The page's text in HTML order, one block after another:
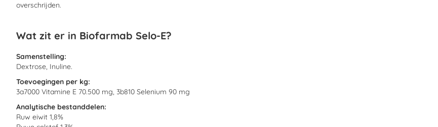
overschrijden.
Wat zit er in Biofarmab Selo-E?
Samenstelling:
Dextrose, Inuline.
Toevoegingen per kg:
3a7000 Vitamine E 70.500 mg, 3b810 Selenium 90 mg
Analytische bestanddelen:
Ruw eiwit 1,8%